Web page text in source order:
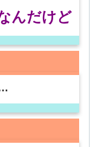
んだけど